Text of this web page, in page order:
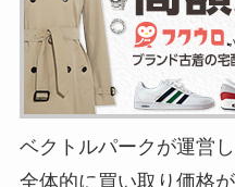
ベクトルパークが運営
全体的に買い取り価格